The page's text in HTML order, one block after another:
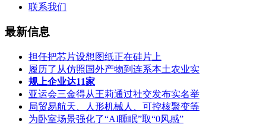
联系我们
最新信息
担任把芯片设想图纸正在硅片上
履历了从仿照国外产物到连系本土农业实
规上企业达11家
亚运会三金得从王莉通过社交发布实名举
局贸易航天、人形机械人、可控核聚变等
为卧室场景强化了“AI睡眠”取“0风感”